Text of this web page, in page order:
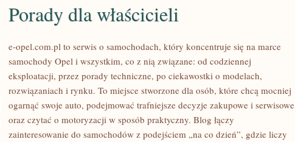
PORADY
Porady dla właścicieli
e-opel.com.pl to serwis o samochodach, który koncentruje się na marce
samochody Opel i wszystkim, co z nią związane: od codziennej
eksploatacji, przez porady techniczne, po ciekawostki o modelach,
rozwiązaniach i rynku. To miejsce stworzone dla osób, które chcą mocniej
ogarnąć swoje auto, podejmować trafniejsze decyzje zakupowe i serwisowe
oraz czytać o motoryzacji w sposób praktyczny. Blog łączy
zainteresowanie do samochodów z podejściem „na co dzień”, gdzie liczy